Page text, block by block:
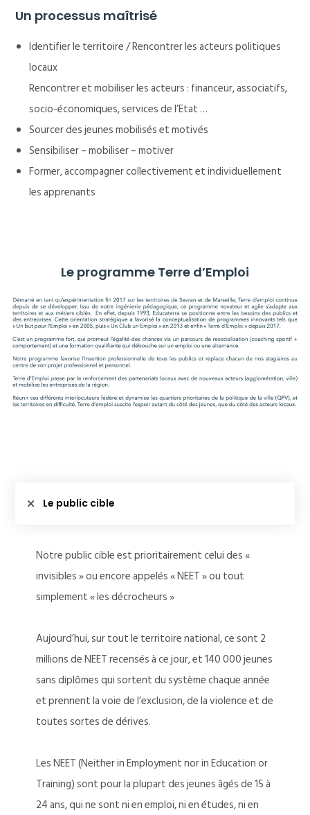
Un processus maîtrisé
Identifier le territoire / Rencontrer les acteurs politiques
locaux
Rencontrer et mobiliser les acteurs : financeur, associatifs,
socio-économiques, services de l’Etat …
Sourcer des jeunes mobilisés et motivés
Sensibiliser – mobiliser – motiver
Former, accompagner collectivement et individuellement
les apprenants
Le programme Terre d’Emploi
Le public cible
Notre public cible est prioritairement celui des «
invisibles » ou encore appelés « NEET » ou tout
simplement « les décrocheurs »
Aujourd’hui, sur tout le territoire national, ce sont 2
millions de NEET recensés à ce jour, et 140 000 jeunes
sans diplômes qui sortent du système chaque année
et prennent la voie de l’exclusion, de la violence et de
toutes sortes de dérives.
Les NEET (Neither in Employment nor in Education or
Training) sont pour la plupart des jeunes âgés de 15 à
24 ans, qui ne sont ni en emploi, ni en études, ni en